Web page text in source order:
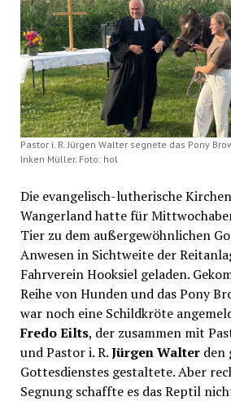
Pastor i. R. Jürgen Walter segnete das Pony
Inken Müller. Foto: hol
Die evangelisch-lutherische
Wangerland hatte für
Tier zu dem außergewöhnlichen
Anwesen in Sichtweite der
Fahrverein Hooksiel geladen.
Reihe von Hunden und das Pony
war noch eine Schildkröte
Fredo Eilts, der zusammen mit
und Pastor i. R.Jürgen Walterden
Gottesdienstes gestaltete. Aber
Segnung schaffte es das Reptil